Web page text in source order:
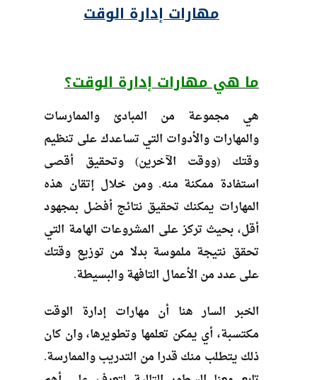
مهارات إدارة الوقت
ما هي مهارات إدارة الوقت؟
هي مجموعة من المبادئ والممارسات
والمهارات والأدوات التي تساعدك على تنظيم
وقتك (ووقت الآخرين) وتحقيق أقصى
استفادة ممكنة منه. ومن خلال إتقان هذه
المهارات يمكنك تحقيق نتائج أفضل بمجهود
أقل، بحيث تركز على المشروعات الهامة التي
تحقق نتيجة ملموسة بدلا من توزيع وقتك
على عدد من الأعمال التافهة والبسيطة.
الخبر السار هنا أن مهارات إدارة الوقت
مكتسبة، أي يمكن تعلمها وتطويرها، وان كان
ذلك يتطلب منك قدرا من التدريب والممارسة.